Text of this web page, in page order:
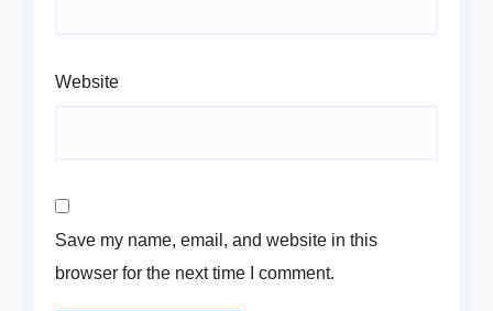
Website
Save my name, email, and website in this
browser for the next time I comment.